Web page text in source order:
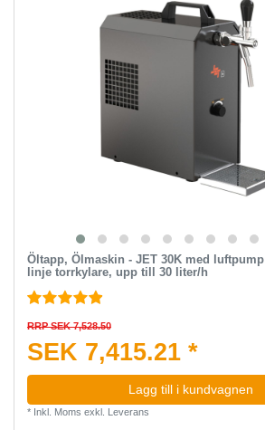
Öltapp, Ölmaskin - JET 30K med
linje torrkylare, upp till 30 liter/h
RRP SEK 7,528.50
SEK 7,415.21 *
Lagg till i kundvagnen
* Inkl. Moms exkl. Leverans